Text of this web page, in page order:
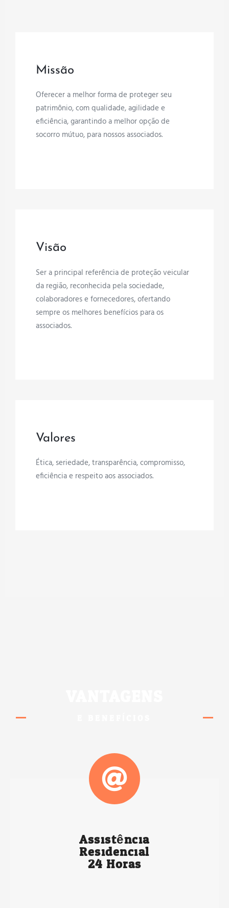
Missão
Oferecer a melhor forma de proteger seu
patrimônio, com qualidade, agilidade e
eficiência, garantindo a melhor opção de
socorro mútuo, para nossos associados.
Visão
Ser a principal referência de proteção veicular
da região, reconhecida pela sociedade,
colaboradores e fornecedores, ofertando
sempre os melhores benefícios para os
associados.
Valores
Ética, seriedade, transparência, compromisso,
eficiência e respeito aos associados.
Assistência
Residencial
24 Horas